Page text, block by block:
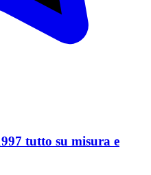
tutto su misura e